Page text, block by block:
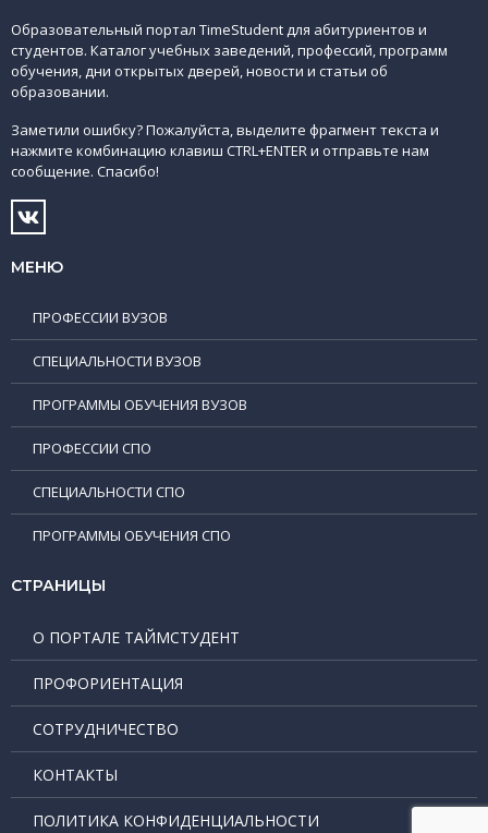
Образовательный портал TimeStudent для абитуриентов и
студентов. Каталог учебных заведений, профессий, программ
обучения, дни открытых дверей, новости и статьи об
образовании.
Заметили ошибку? Пожалуйста, выделите фрагмент текста и
нажмите комбинацию клавиш CTRL+ENTER и отправьте нам
сообщение. Спасибо!
МЕНЮ
ПРОФЕССИИ ВУЗОВ
СПЕЦИАЛЬНОСТИ ВУЗОВ
ПРОГРАММЫ ОБУЧЕНИЯ ВУЗОВ
ПРОФЕССИИ СПО
СПЕЦИАЛЬНОСТИ СПО
ПРОГРАММЫ ОБУЧЕНИЯ СПО
СТРАНИЦЫ
О ПОРТАЛЕ ТАЙМСТУДЕНТ
ПРОФОРИЕНТАЦИЯ
СОТРУДНИЧЕСТВО
КОНТАКТЫ
ПОЛИТИКА КОНФИДЕНЦИАЛЬНОСТИ